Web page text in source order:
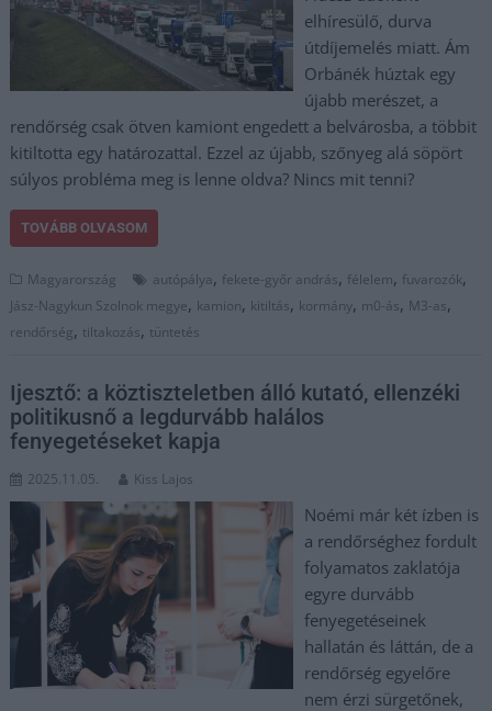
elhíresülő, durva
útdíjemelés miatt. Ám
Orbánék húztak egy
újabb merészet, a
rendőrség csak ötven kamiont engedett a belvárosba, a többit
kitiltotta egy határozattal. Ezzel az újabb, szőnyeg alá söpört
súlyos probléma meg is lenne oldva? Nincs mit tenni?
TOVÁBB OLVASOM
Magyarország autópálya, fekete-győr andrás, félelem, fuvarozók,
Jász-Nagykun Szolnok megye, kamion, kitiltás, kormány, m0-ás, M3-as,
rendőrség, tiltakozás, tüntetés
Ijesztő: a köztiszteletben álló kutató, ellenzéki
politikusnő a legdurvább halálos
fenyegetéseket kapja
2025.11.05. Kiss Lajos
Noémi már két ízben is
a rendőrséghez fordult
folyamatos zaklatója
egyre durvább
fenyegetéseinek
hallatán és láttán, de a
rendőrség egyelőre
nem érzi sürgetőnek,